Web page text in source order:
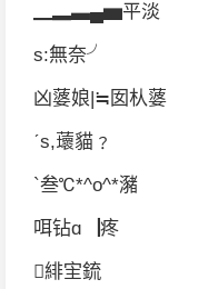
▁▂▃▄▅平淡
s:無奈╯
凶蔢娘|≒囡朲蔢
ˊs,蘾貓﹖
`叁℃*^o^*瀦
咡钻ɑ▕疼
緋宔鋶